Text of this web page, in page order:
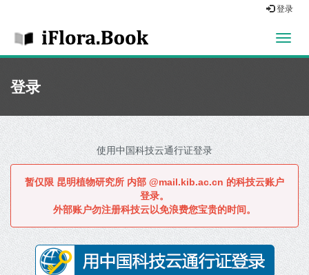
登录
切
换
登录
使用中国科技云通行证登录
暂仅限 昆明植物研究所 内部 @mail.kib.ac.cn 的科技云账户
登录。
外部账户勿注册科技云以免浪费您宝贵的时间。